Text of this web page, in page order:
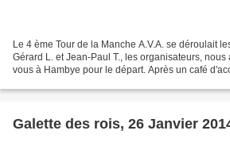
Le 4 ème Tour de la Manche A.V.A. se déroulait
Gérard L. et Jean-Paul T., les organisateurs,
vous à Hambye pour le départ. Après un café
Galette des rois, 26 Janvier